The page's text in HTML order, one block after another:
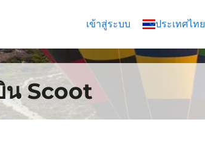
เข้าสู่ระบบ ประเทศไทย
keyboard_arrow_down
น Scoot